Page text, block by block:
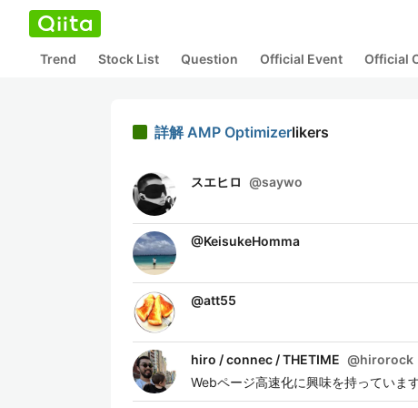
Trend Stock List Question Official Event Official
詳解 AMP Optimizerlikers
スエヒロ @saywo
@KeisukeHomma
@att55
hiro / connec / THETIME @hirorock
Webページ高速化に興味を持っていま